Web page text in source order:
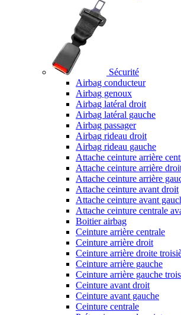
Sécurité
Airbag conducteur
Airbag genoux
Airbag latéral droit
Airbag latéral gauche
Airbag passager
Airbag rideau droit
Airbag rideau gauche
Attache ceinture arrière
Attache ceinture arrière
Attache ceinture arrière
Attache ceinture avant droit
Attache ceinture avant
Attache ceinture centrale
Boitier airbag
Ceinture arrière centrale
Ceinture arrière droit
Ceinture arrière droite
Ceinture arrière gauche
Ceinture arrière gauche
Ceinture avant droit
Ceinture avant gauche
Ceinture centrale